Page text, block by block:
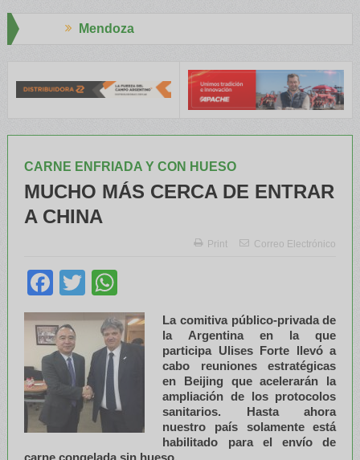
CARNE ENFRIADA Y CON HUESO
MUCHO MÁS CERCA DE ENTRAR
A CHINA
Print Correo Electrónico
Facebook
Twitter
La comitiva público-privada de
la Argentina en la que
participa Ulises Forte llevó a
cabo reuniones estratégicas
en Beijing que acelerarán la
ampliación de los protocolos
sanitarios. Hasta ahora
nuestro país solamente está
habilitado para el envío de
carne congelada sin hueso.